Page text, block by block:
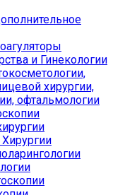
и Гинекологии
хирургии,
офтальмологии